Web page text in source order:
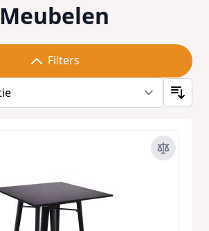
Meubelen
Filters